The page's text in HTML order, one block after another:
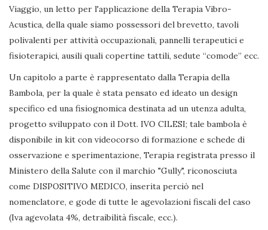
Viaggio, un letto per l'applicazione della Terapia Vibro-
Acustica, della quale siamo possessori del brevetto, tavoli
polivalenti per attività occupazionali, pannelli terapeutici e
fisioterapici, ausili quali copertine tattili, sedute “comode” ecc.
Un capitolo a parte è rappresentato dalla Terapia della
Bambola, per la quale è stata pensato ed ideato un design
specifico ed una fisiognomica destinata ad un utenza adulta,
progetto sviluppato con il Dott. IVO CILESI; tale bambola è
disponibile in kit con videocorso di formazione e schede di
osservazione e sperimentazione, Terapia registrata presso il
Ministero della Salute con il marchio "Gully", riconosciuta
come DISPOSITIVO MEDICO, inserita perciò nel
nomenclatore, e gode di tutte le agevolazioni fiscali del caso
(Iva agevolata 4%, detraibilità fiscale, ecc.).